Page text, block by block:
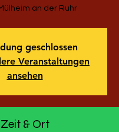
an der Ruhr
geschlossen
Veranstaltungen
ansehen
Zeit & Ort